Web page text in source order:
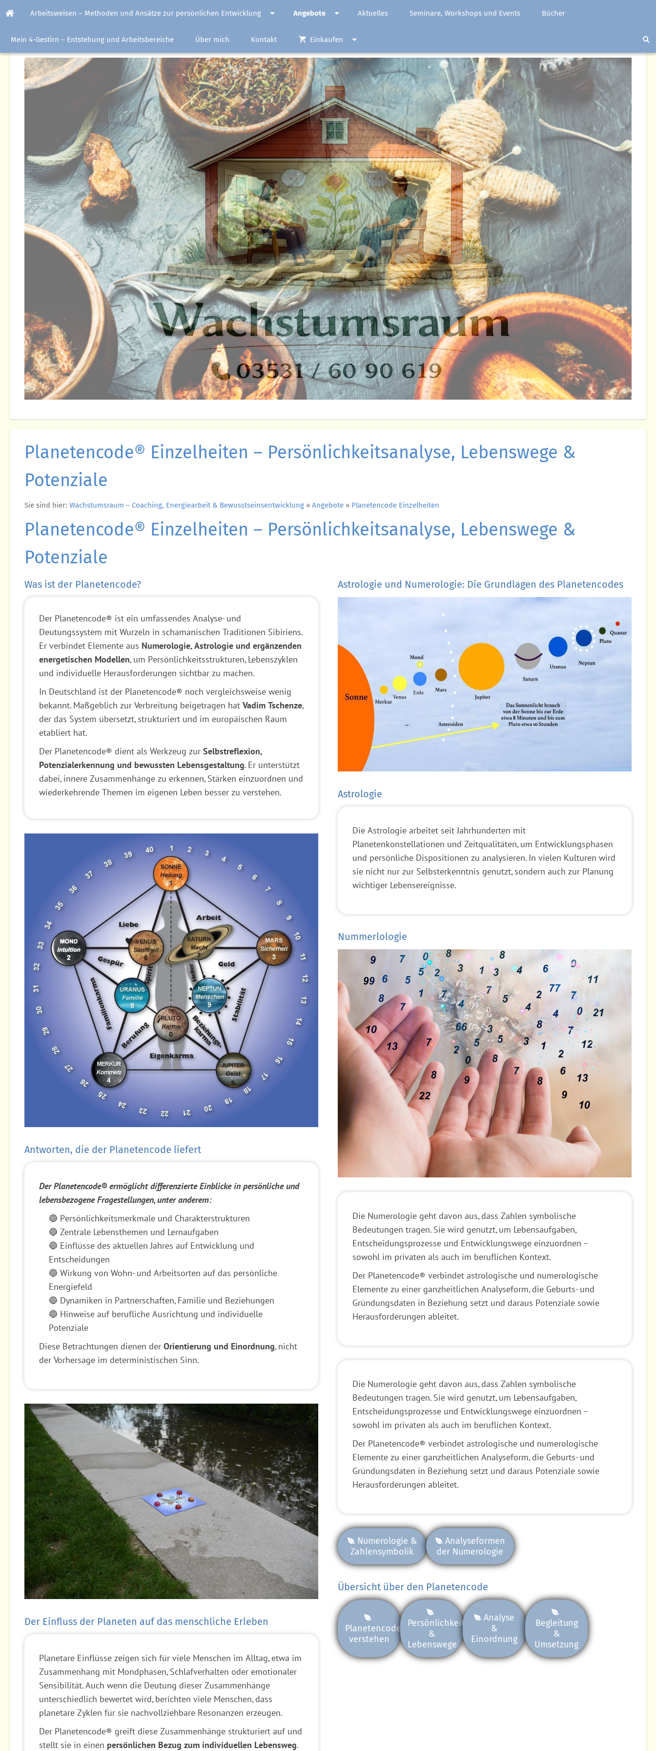
normaler Textplanetencode vadim tschenze, der planetencode vadim tschenzenormaler Text
Arbeitsweisen – Methoden und Ansätze zur persönlichen Entwicklung Angebote Aktuelles Seminare, Workshops und Events Bücher
Mein 4-Gestirn – Entstehung und Arbeitsbereiche Über mich Kontakt Einkaufen
Planetencode® Einzelheiten – Persönlichkeitsanalyse, Lebenswege &
Potenziale
Sie sind hier: Wachstumsraum – Coaching, Energiearbeit & Bewusstseinsentwicklung » Angebote » Planetencode Einzelheiten
Planetencode® Einzelheiten – Persönlichkeitsanalyse, Lebenswege &
Potenziale
Was ist der Planetencode?
Der Planetencode® ist ein umfassendes Analyse- und
Deutungssystem mit Wurzeln in schamanischen Traditionen Sibiriens.
Er verbindet Elemente aus Numerologie, Astrologie und ergänzenden
energetischen Modellen, um Persönlichkeitsstrukturen, Lebenszyklen
und individuelle Herausforderungen sichtbar zu machen.
In Deutschland ist der Planetencode® noch vergleichsweise wenig
bekannt. Maßgeblich zur Verbreitung beigetragen hat Vadim Tschenze,
der das System übersetzt, strukturiert und im europäischen Raum
etabliert hat.
Der Planetencode® dient als Werkzeug zur Selbstreflexion,
Potenzialerkennung und bewussten Lebensgestaltung. Er unterstützt
dabei, innere Zusammenhänge zu erkennen, Stärken einzuordnen und
wiederkehrende Themen im eigenen Leben besser zu verstehen.
Antworten, die der Planetencode liefert
Der Planetencode® ermöglicht differenzierte Einblicke in persönliche und
lebensbezogene Fragestellungen, unter anderem:
🔵 Persönlichkeitsmerkmale und Charakterstrukturen
🔵 Zentrale Lebensthemen und Lernaufgaben
🔵 Einflüsse des aktuellen Jahres auf Entwicklung und
Entscheidungen
🔵 Wirkung von Wohn- und Arbeitsorten auf das persönliche
Energiefeld
🔵 Dynamiken in Partnerschaften, Familie und Beziehungen
🔵 Hinweise auf berufliche Ausrichtung und individuelle
Potenziale
Diese Betrachtungen dienen der Orientierung und Einordnung, nicht
der Vorhersage im deterministischen Sinn.
Der Einfluss der Planeten auf das menschliche Erleben
Planetare Einflüsse zeigen sich für viele Menschen im Alltag, etwa im
Zusammenhang mit Mondphasen, Schlafverhalten oder emotionaler
Sensibilität. Auch wenn die Deutung dieser Zusammenhänge
unterschiedlich bewertet wird, berichten viele Menschen, dass
planetare Zyklen für sie nachvollziehbare Resonanzen erzeugen.
Der Planetencode® greift diese Zusammenhänge strukturiert auf und
stellt sie in einen persönlichen Bezug zum individuellen Lebensweg.
Astrologie und Numerologie: Die Grundlagen des Planetencodes
Astrologie
Die Astrologie arbeitet seit Jahrhunderten mit
Planetenkonstellationen und Zeitqualitäten, um Entwicklungsphasen
und persönliche Dispositionen zu analysieren. In vielen Kulturen wird
sie nicht nur zur Selbsterkenntnis genutzt, sondern auch zur Planung
wichtiger Lebensereignisse.
Nummerlologie
Die Numerologie geht davon aus, dass Zahlen symbolische
Bedeutungen tragen. Sie wird genutzt, um Lebensaufgaben,
Entscheidungsprozesse und Entwicklungswege einzuordnen –
sowohl im privaten als auch im beruflichen Kontext.
Der Planetencode® verbindet astrologische und numerologische
Elemente zu einer ganzheitlichen Analyseform, die Geburts- und
Gründungsdaten in Beziehung setzt und daraus Potenziale sowie
Herausforderungen ableitet.
Die Numerologie geht davon aus, dass Zahlen symbolische
Bedeutungen tragen. Sie wird genutzt, um Lebensaufgaben,
Entscheidungsprozesse und Entwicklungswege einzuordnen –
sowohl im privaten als auch im beruflichen Kontext.
Der Planetencode® verbindet astrologische und numerologische
Elemente zu einer ganzheitlichen Analyseform, die Geburts- und
Gründungsdaten in Beziehung setzt und daraus Potenziale sowie
Herausforderungen ableitet.
Numerologie &
Zahlensymbolik
Analyseformen
der Numerologie
Übersicht über den Planetencode
Planetencode
verstehen
Persönlichkeitsmuster
&
Lebenswege
Analyse
&
Einordnung
Begleitung
&
Umsetzung